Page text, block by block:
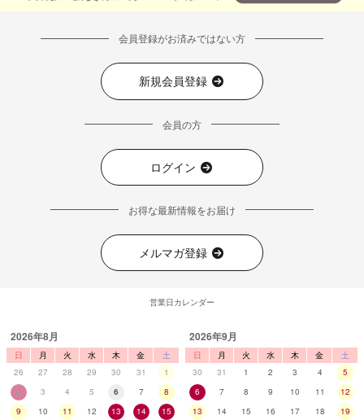
会員登録がお済みではない方
新規会員登録
会員の方
ログイン
お得な最新情報をお届け
メルマガ登録
営業日カレンダー
2026年8月
日 月 火 水 木 金
土
26
27 28 29 30 31
1
2
3 4 5 6 7
8
9
10 11 12 13 14
15
2026年9月
日 月 火 水 木 金
土
30
31 1 2 3 4
5
6
7 8 9 10 11
12
13
14 15 16 17 18
19